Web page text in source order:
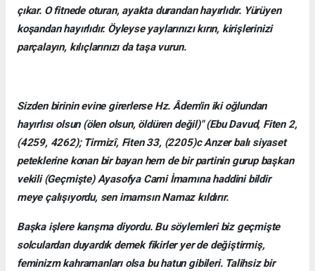
çıkar. O fitnede oturan, ayakta durandan hayırlıdır. Yürüyen
koşandan hayırlıdır. Öyleyse yaylarınızı kırın, kirişlerinizi
parçalayın, kılıçlarınızı da taşa vurun.
Sizden birinin evine girerlerse Hz. Âdem'in iki oğlundan
hayırlısı olsun (ölen olsun, öldüren değil)" (Ebu Davud, Fiten 2,
(4259, 4262); Tirmizî, Fiten 33, (2205)c Anzer balı siyaset
peteklerine konan bir bayan hem de bir partinin gurup başkan
vekili (Geçmişte) Ayasofya Cami İmamına haddini bildir
meye çalışıyordu, sen imamsın Namaz kıldırır.
Başka işlere karışma diyordu. Bu söylemleri biz geçmişte
solculardan duyardık demek fikirler yer de değiştirmiş,
feminizm kahramanları olsa bu hatun gibileri. Talihsiz bir